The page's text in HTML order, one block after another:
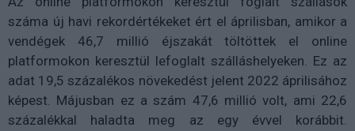
száma új havi rekordértékeket ért el áprilisban, amikor a
vendégek 46,7 millió éjszakát töltöttek el online
platformokon keresztül lefoglalt szálláshelyeken. Ez az
adat 19,5 százalékos növekedést jelent 2022 áprilisához
képest. Májusban ez a szám 47,6 millió volt, ami 22,6
százalékkal haladta meg az egy évvel korábbit.